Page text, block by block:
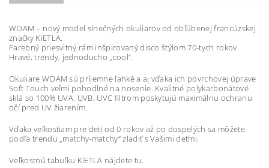
WOAM – nový model slnečných okuliarov od obľúbenej francúzskej
značky KiETLA.
Farebný priesvitný rám inšpirovaný disco štýlom 70-tych rokov.
Hravé, trendy, jednoducho „cool“.
Okuliare WOAM sú príjemne ľahké a aj vďaka ich povrchovej úprave
Soft Touch veľmi pohodlné na nosenie. Kvalitné polykarbonátové
sklá so 100% UVA, UVB, UVC filtrom poskytujú maximálnu ochranu
očí pred UV žiarením.
Vďaka veľkostiam pre deti od 0 rokov až po dospelých sa môžete
podľa trendu „matchy-matchy“ zladiť s Vašimi deťmi.
Veľkostnú tabuľku KiETLA nájdete tu.